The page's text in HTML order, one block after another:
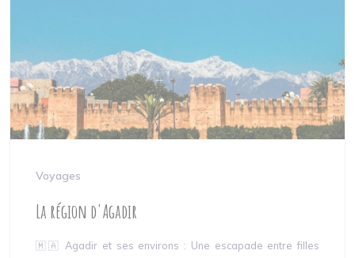
Voyages
La région d'Agadir
🇲🇦 Agadir et ses environs : Une escapade entre filles